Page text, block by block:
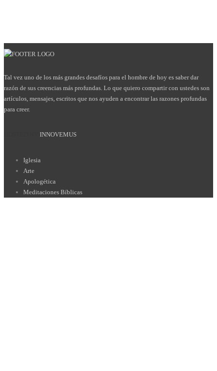
Tal vez uno de los más grandes desafíos para el hombre de hoy es saber dar
razón de sus creencias más profundas. Lo que quiero compartir con ustedes son
artículos, mensajes, escritos que nos ayuden a encontrar las razones profundas
para creer.
INNOVEMUS
Iglesia
Arte
Apologética
Meditaciones Bíblicas